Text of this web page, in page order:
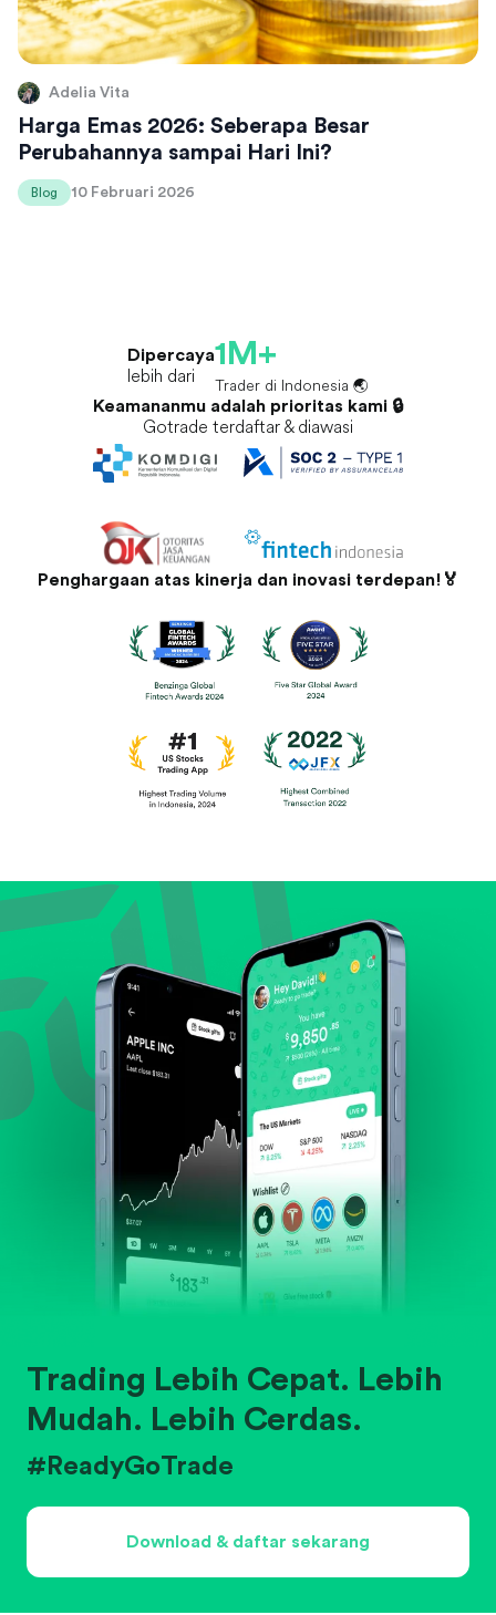
Adelia Vita
Harga Emas 2026: Seberapa Besar
Perubahannya sampai Hari Ini?
Blog 10 Februari 2026
Dipercaya
lebih dari
1M+
Trader di Indonesia 🌏
Keamananmu adalah prioritas kami 🔒
Gotrade terdaftar & diawasi
Penghargaan atas kinerja dan inovasi terdepan!🏅
Trading Lebih Cepat. Lebih
Mudah. Lebih Cerdas.
#ReadyGoTrade
Download & daftar sekarang